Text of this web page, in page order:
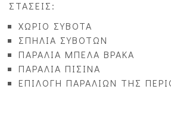
ΣΤΑΣΕΙΣ:
ΧΩΡΙΟ ΣΥΒΟΤΑ
ΣΠΗΛΙΑ ΣΥΒΟΤΩΝ
ΠΑΡΑΛΙΑ ΜΠΕΛΑ ΒΡΑΚΑ
ΠΑΡΑΛΙΑ ΠΙΣΙΝΑ
ΕΠΙΛΟΓΗ ΠΑΡΑΛΙΩΝ ΤΗΣ